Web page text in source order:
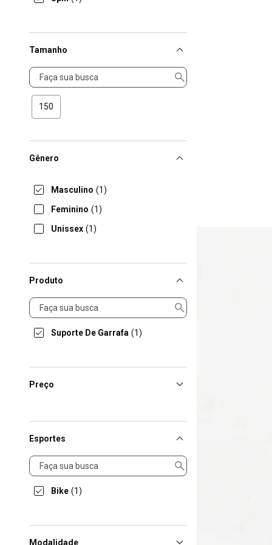
Tamanho
Tamanho
150
Gênero
Masculino (1)
Feminino (1)
Unissex (1)
Produto
Produto
Suporte De Garrafa (1)
Preço
Esportes
Esportes
Bike (1)
Modalidade